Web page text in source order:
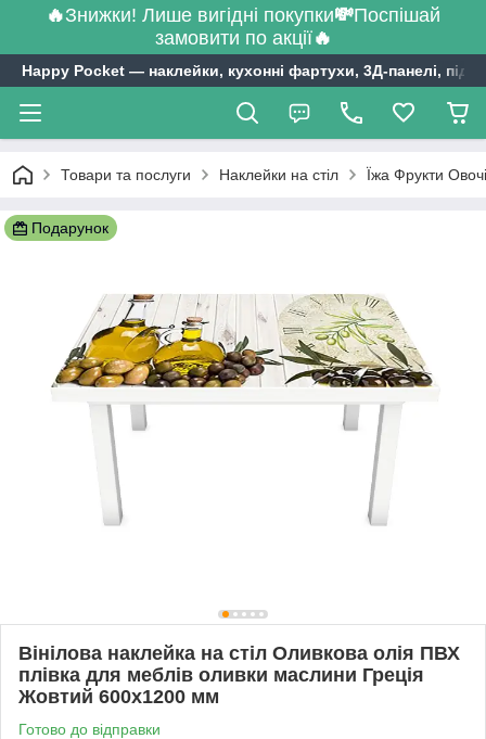
🔥Знижки! Лише вигідні покупки💸Поспішай
замовити по акції🔥
Happy Pocket ― наклейки, кухонні фартухи, 3Д-панелі,
Товари та послуги Наклейки на стіл Їжа Фрукти
Подарунок
Вінілова наклейка на стіл Оливкова олія ПВХ
плівка для меблів оливки маслини Греція
Жовтий 600х1200 мм
Готово до відправки